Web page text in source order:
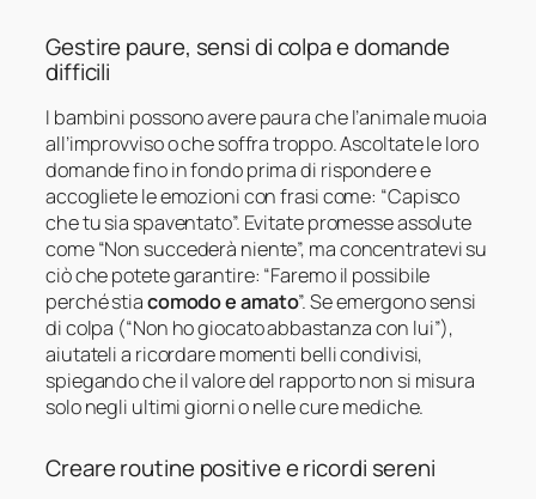
Gestire paure, sensi di colpa e domande
difficili
I bambini possono avere paura che l’animale muoia
all’improvviso o che soffra troppo. Ascoltate le loro
domande fino in fondo prima di rispondere e
accogliete le emozioni con frasi come: “Capisco
che tu sia spaventato”. Evitate promesse assolute
come “Non succederà niente”, ma concentratevi su
ciò che potete garantire: “Faremo il possibile
perché stiacomodo e amato”. Se emergono sensi
di colpa (“Non ho giocato abbastanza con lui”),
aiutateli a ricordare momenti belli condivisi,
spiegando che il valore del rapporto non si misura
solo negli ultimi giorni o nelle cure mediche.
Creare routine positive e ricordi sereni